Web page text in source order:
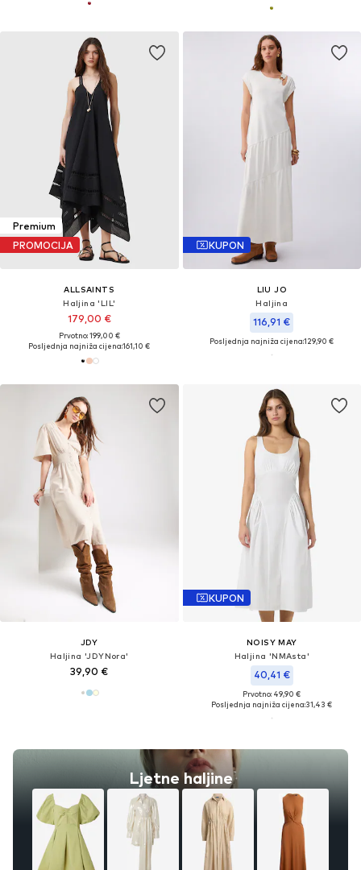
Premium
PROMOCIJA
ALLSAINTS
Haljina 'LIL'
179,00 €
Prvotno: 199,00 €
Posljednja najniža cijena:161,10 €
KUPON
LIU JO
Haljina
116,91 €
Posljednja najniža cijena:129,90 €
JDY
Haljina 'JDYNora'
39,90 €
Ljetne haljine
KUPON
NOISY MAY
Haljina 'NMAsta'
40,41 €
Prvotno: 49,90 €
Posljednja najniža cijena:31,43 €